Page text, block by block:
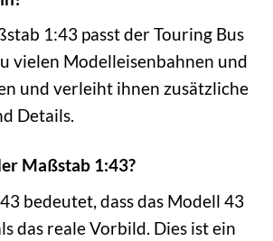
1:43 passt der Touring Bus
vielen Modelleisenbahnen und
und verleiht ihnen zusätzliche
Details.
Maßstab 1:43?
bedeutet, dass das Modell 43
das reale Vorbild. Dies ist ein